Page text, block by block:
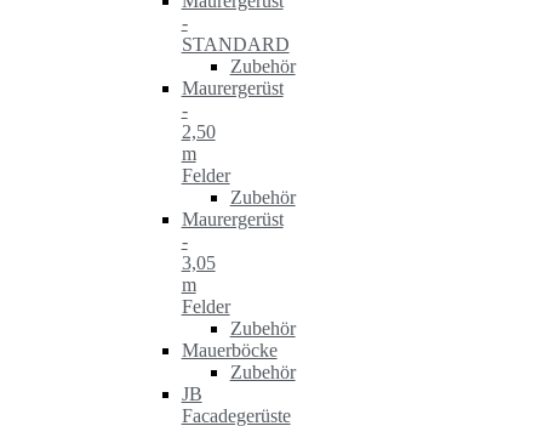
-
STANDARD
Zubehör
Maurergerüst
-
2,50
m
Felder
Zubehör
Maurergerüst
-
3,05
m
Felder
Zubehör
Mauerböcke
Zubehör
JB
Facadegerüste